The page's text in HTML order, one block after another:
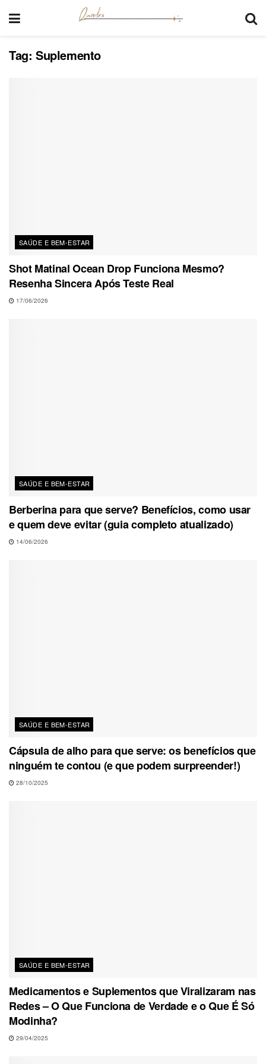
Tag: Suplemento
SAÚDE E BEM-ESTAR
Shot Matinal Ocean Drop Funciona Mesmo?
Resenha Sincera Após Teste Real
17/06/2026
SAÚDE E BEM-ESTAR
Berberina para que serve? Benefícios, como usar
e quem deve evitar (guia completo atualizado)
14/06/2026
SAÚDE E BEM-ESTAR
Cápsula de alho para que serve: os benefícios que
ninguém te contou (e que podem surpreender!)
28/10/2025
SAÚDE E BEM-ESTAR
Medicamentos e Suplementos que Viralizaram nas
Redes – O Que Funciona de Verdade e o Que É Só
Modinha?
29/04/2025